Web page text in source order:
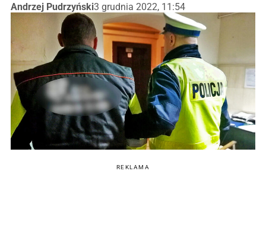
Andrzej Pudrzyński3 grudnia 2022, 11:54
REKLAMA